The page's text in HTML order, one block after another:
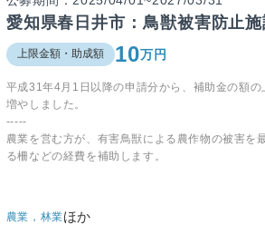
愛知県春日井市：鳥獣被害防止
上限金額・助成額 10万円
平成31年4月1日以降の申請分から、補助金の額
増やしました。
-----
農業を営む方が、有害鳥獣による農作物の被害を
る柵などの経費を補助します。
農業，林業ほか